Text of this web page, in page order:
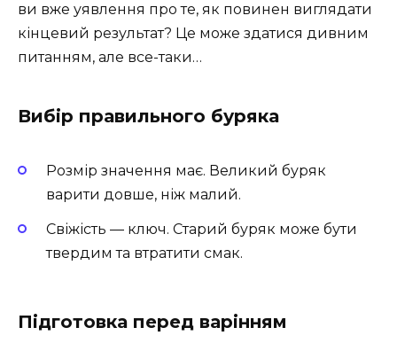
ви вже уявлення про те, як повинен виглядати
кінцевий результат? Це може здатися дивним
питанням, але все-таки…
Вибір правильного буряка
Розмір значення має. Великий буряк
варити довше, ніж малий.
Свіжість — ключ. Старий буряк може бути
твердим та втратити смак.
Підготовка перед варінням